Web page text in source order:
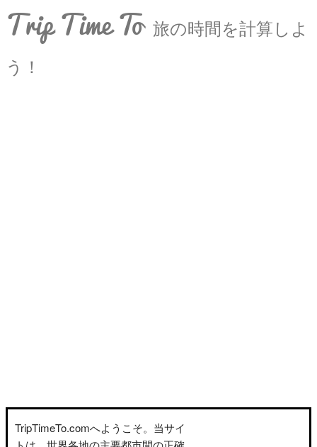
Trip Time To 旅の時間を計算しよ
う！
TripTimeTo.comへようこそ。当サイ